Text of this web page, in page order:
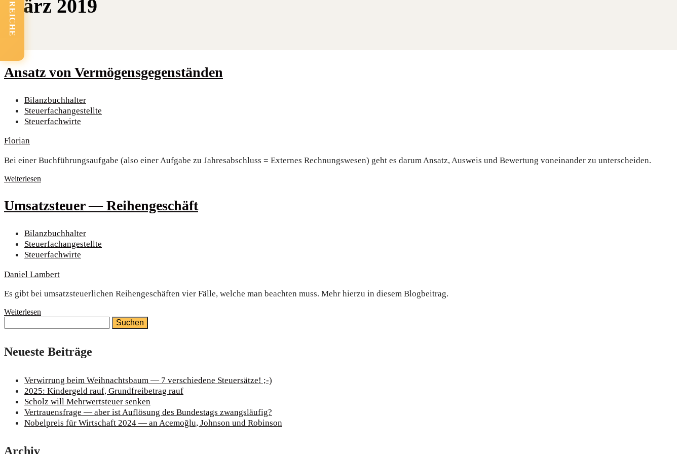
März 2019
Ansatz von Vermögensgegenständen
Bilanzbuchhalter
Steuerfachangestellte
Steuerfachwirte
Florian
Bei einer Buchführungsaufgabe (also einer Aufgabe zu Jahresabschluss = Externes Rechnungswesen) geht es darum Ansatz, Ausweis und Bewertung voneinander zu unterscheiden.
Weiterlesen
Umsatz­steu­er — Reihengeschäft
Bilanzbuchhalter
Steuerfachangestellte
Steuerfachwirte
Daniel Lambert
Es gibt bei umsatzsteuerlichen Reihengeschäften vier Fälle, welche man beachten muss. Mehr hierzu in diesem Blogbeitrag.
Weiterlesen
nach:
Neu­es­te Beiträge
Ver­wir­rung beim Weih­nachts­baum — 7 ver­schie­de­ne Steuersätze! ;-)
2025: Kin­der­geld rauf, Grund­frei­be­trag rauf
Scholz will Mehr­wert­steu­er senken
Ver­trau­ens­fra­ge — aber ist Auf­lö­sung des Bun­des­tags zwangsläufig?
Nobel­preis für Wirt­schaft 2024 — an Ace­moğ­lu, John­son und Robinson
Archiv